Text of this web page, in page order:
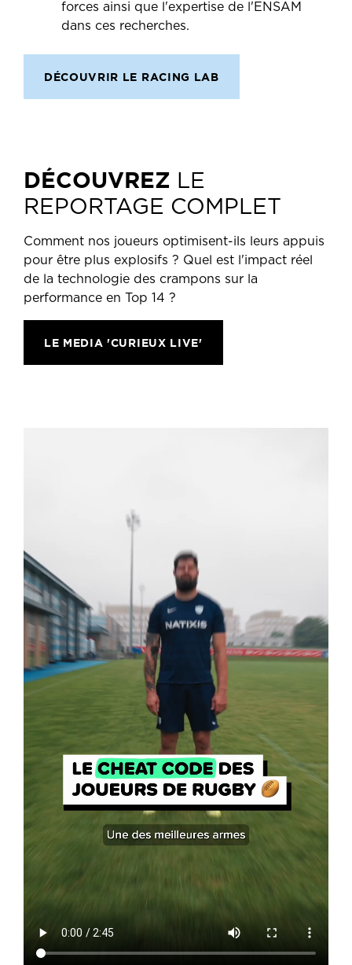
forces ainsi que l'expertise de l'ENSAM
dans ces recherches.
DÉCOUVRIR LE RACING LAB
DÉCOUVREZ LE
REPORTAGE COMPLET
Comment nos joueurs optimisent-ils leurs appuis
pour être plus explosifs ? Quel est l'impact réel
de la technologie des crampons sur la
performance en Top 14 ?
LE MEDIA 'CURIEUX LIVE'